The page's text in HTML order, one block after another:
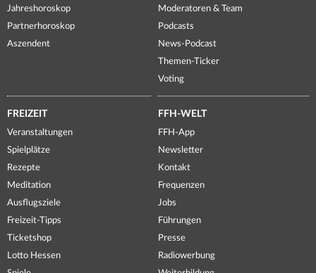
Jahreshoroskop
Partnerhoroskop
Aszendent
Moderatoren & Team
Podcasts
News-Podcast
Themen-Ticker
Voting
FREIZEIT
Veranstaltungen
Spielplätze
Rezepte
Meditation
Ausflugsziele
Freizeit-Tipps
Ticketshop
Lotto Hessen
FFH-WELT
FFH-App
Newsletter
Kontakt
Frequenzen
Jobs
Führungen
Presse
Radiowerbung